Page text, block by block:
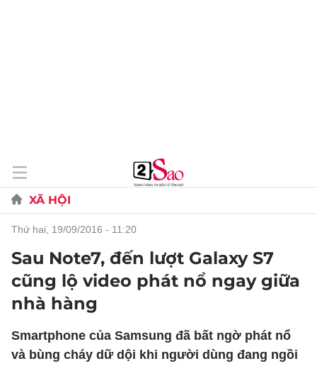
XÃ HỘI
thứ hai, 19/09/2016 - 11:20
Sau Note7, đến lượt Galaxy S7
cũng lộ video phát nổ ngay giữa
nhà hàng
Smartphone của Samsung đã bất ngờ phát nổ
và bùng cháy dữ dội khi người dùng đang ngồi